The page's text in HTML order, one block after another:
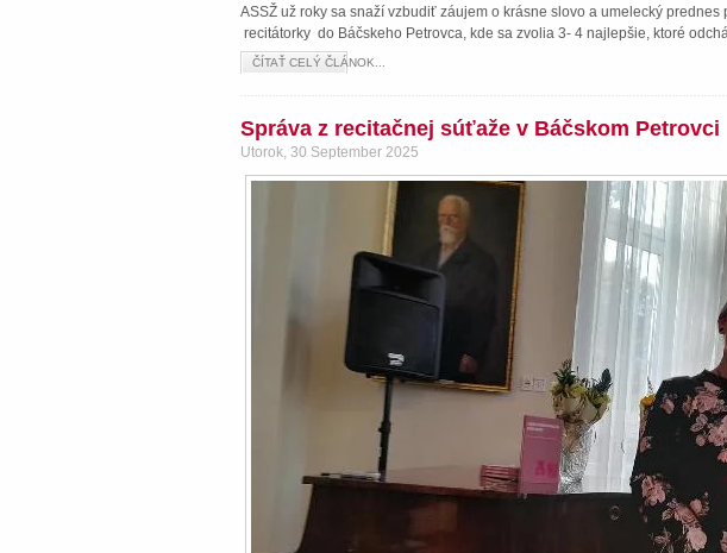
ASSŽ už roky sa snaží vzbudiť záujem o krásne slovo a umelecký
recitátorky do Báčskeho Petrovca, kde sa zvolia 3- 4 najlepšie, ktoré
ČÍTAŤ CELÝ ČLÁNOK...
Správa z recitačnej súťaže v Báčskom Petrovci
Utorok, 30 September 2025